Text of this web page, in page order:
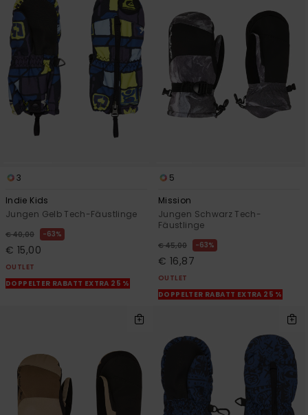
3
Indie Kids
Jungen Gelb Tech-Fäustlinge
€ 40,00 63%
€ 15,00
OUTLET
DOPPELTER RABATT EXTRA 25 %
5
Mission
Jungen Schwarz Tech-
Fäustlinge
€ 45,00 63%
€ 16,87
OUTLET
DOPPELTER RABATT EXTRA 25 %